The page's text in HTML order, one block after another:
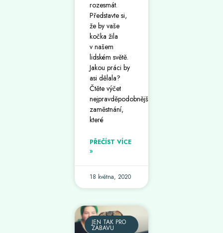
rozesmát.
Představte si,
že by vaše
kočka žila
v našem
lidském světě.
Jakou práci by
asi dělala?
Čtěte výčet
nejpravděpodobnějších
zaměstnání,
které
PŘEČÍST VÍCE
»
18 května, 2020
JEN TAK PRO
ZÁBAVU